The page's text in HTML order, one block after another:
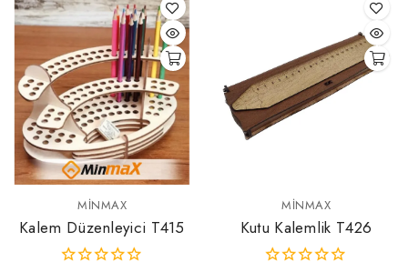
MINMAX
Kalem Düzenleyici T415
MINMAX
Kutu Kalemlik T426